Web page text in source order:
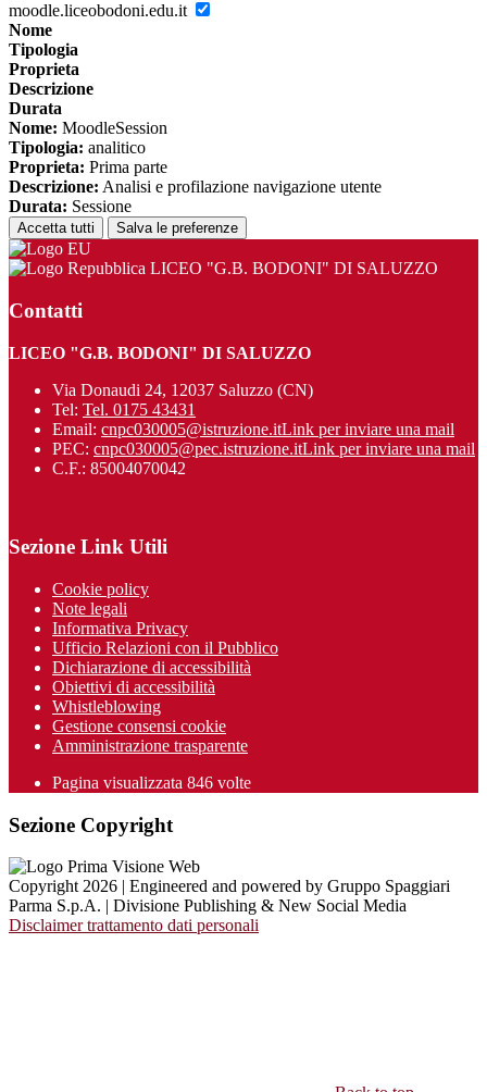
moodle.liceobodoni.edu.it
Nome
Tipologia
Proprieta
Descrizione
Durata
Nome: MoodleSession
Tipologia: analitico
Proprieta: Prima parte
Descrizione: Analisi e profilazione navigazione utente
Durata: Sessione
Accetta tutti Salva le preferenze
LICEO "G.B. BODONI" DI SALUZZO
Contatti
LICEO "G.B. BODONI" DI SALUZZO
Via Donaudi 24, 12037 Saluzzo (CN)
Tel: Tel. 0175 43431
Email: cnpc030005@istruzione.itLink per inviare una mail
PEC: cnpc030005@pec.istruzione.itLink per inviare una mail
C.F.: 85004070042
Sezione Link Utili
Cookie policy
Note legali
Informativa Privacy
Ufficio Relazioni con il Pubblico
Dichiarazione di accessibilità
Obiettivi di accessibilità
Whistleblowing
Gestione consensi cookie
Amministrazione trasparente
Pagina visualizzata 846 volte
Sezione Copyright
Copyright 2026 | Engineered and powered by Gruppo Spaggiari
Parma S.p.A. | Divisione Publishing & New Social Media
Disclaimer trattamento dati personali